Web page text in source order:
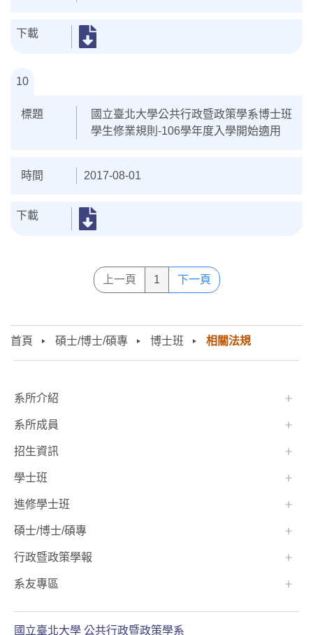
首頁 碩士/博士/碩專 博士班 相關法規
10
國立臺北大學公共行政暨政策學系博士班
學生修業規則-106學年度入學開始適用
2017-08-01
上一頁 1 下一頁
:::
國立臺北大學 公共行政暨政策學系
系所介紹
系所成員
招生資訊
學士班⠀⠀
進修學士班
碩士/博士/碩專
行政暨政策學報
系友專區